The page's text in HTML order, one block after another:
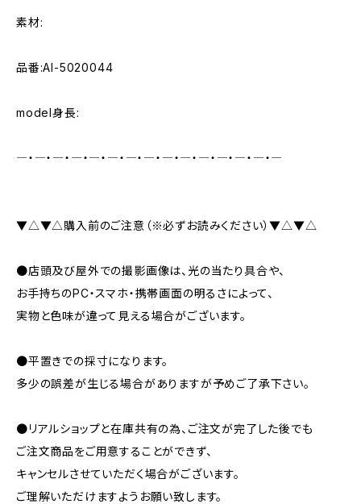
素材:
品番:AI-5020044
model身長:
―・―・―・―・―・―・―・―・―・―・―・―・―・―・―
▼△▼△購入前のご注意（※必ずお読みください）▼△▼△
●店頭及び屋外での撮影画像は、光の当たり具合や、
お手持ちのPC・スマホ・携帯画面の明るさによって、
実物と色味が違って見える場合がございます。
●平置きでの採寸になります。
多少の誤差が生じる場合がありますが予めご了承下さい。
●リアルショップと在庫共有の為、ご注文が完了した後でも
ご注文商品をご用意することができず、
キャンセルさせていただく場合がございます。
ご理解いただけますようお願い致します。